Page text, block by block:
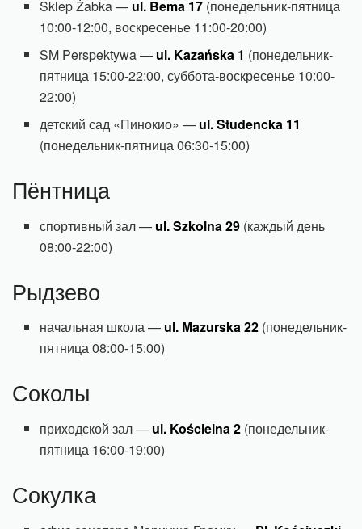
Sklep Żabka — ul. Bema 17 (понедельник-пятница
10:00-12:00, воскресенье 11:00-20:00)
SM Perspektywa — ul. Kazańska 1 (понедельник-
пятница 15:00-22:00, суббота-воскресенье 10:00-
22:00)
детский сад «Пинокио» — ul. Studencka 11
(понедельник-пятница 06:30-15:00)
Пёнтница
спортивный зал — ul. Szkolna 29 (каждый день
08:00-22:00)
Рыдзево
начальная школа — ul. Mazurska 22 (понедельник-
пятница 08:00-15:00)
Соколы
приходской зал — ul. Kościelna 2 (понедельник-
пятница 16:00-19:00)
Сокулка